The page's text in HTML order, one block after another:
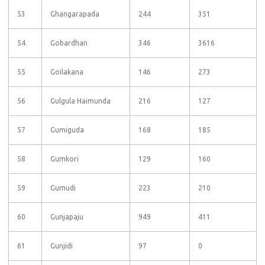
53 Ghangarapada 244 351
54 Gobardhan 346 3616
55 Goilakana 146 273
56 Gulgula Haimunda 216 127
57 Gumiguda 168 185
58 Gumkori 129 160
59 Gumudi 223 210
60 Gunjapaju 949 411
61 Gunjidi 97 0